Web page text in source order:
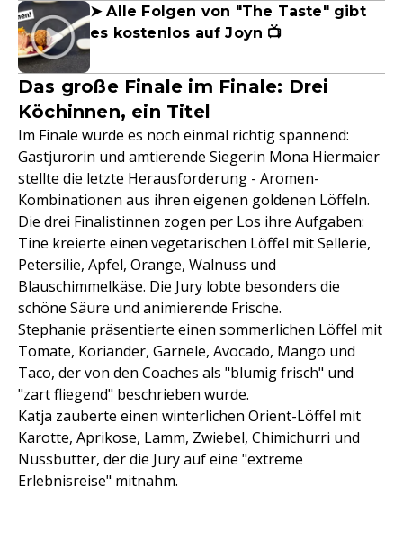
➤ Alle Folgen von "The Taste" gibt
es kostenlos auf Joyn 📺
Das große Finale im Finale: Drei
Köchinnen, ein Titel
Im Finale wurde es noch einmal richtig spannend:
Gastjurorin und amtierende Siegerin Mona Hiermaier
stellte die letzte Herausforderung - Aromen-
Kombinationen aus ihren eigenen goldenen Löffeln.
Die drei Finalistinnen zogen per Los ihre Aufgaben:
Tine kreierte einen vegetarischen Löffel mit Sellerie,
Petersilie, Apfel, Orange, Walnuss und
Blauschimmelkäse. Die Jury lobte besonders die
schöne Säure und animierende Frische.
Stephanie präsentierte einen sommerlichen Löffel mit
Tomate, Koriander, Garnele, Avocado, Mango und
Taco, der von den Coaches als "blumig frisch" und
"zart fliegend" beschrieben wurde.
Katja zauberte einen winterlichen Orient-Löffel mit
Karotte, Aprikose, Lamm, Zwiebel, Chimichurri und
Nussbutter, der die Jury auf eine "extreme
Erlebnisreise" mitnahm.